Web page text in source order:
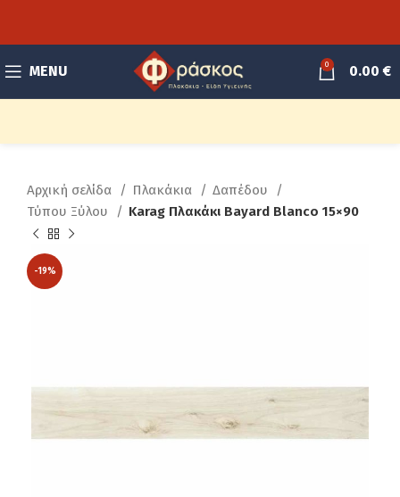
MENU 0 0.00€
Αρχική σελίδα Πλακάκια
Δαπέδου
Τύπου Ξύλου
Karag Πλακάκι Bayard Blanco 15×90
-19%